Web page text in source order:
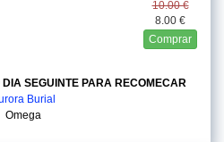
10.00 €
8.00 €
Comprar
SEGUINTE PARA RECOMECAR
Burial
Omega